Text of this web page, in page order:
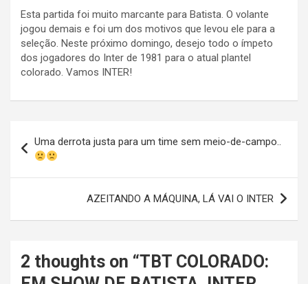
Esta partida foi muito marcante para Batista. O volante
jogou demais e foi um dos motivos que levou ele para a
seleção. Neste próximo domingo, desejo todo o ímpeto
dos jogadores do Inter de 1981 para o atual plantel
colorado. Vamos INTER!
de
Post
Uma derrota justa para um time sem meio-de-campo..
AZEITANDO A MÁQUINA, LÁ VAI O INTER
2 thoughts on “TBT COLORADO: